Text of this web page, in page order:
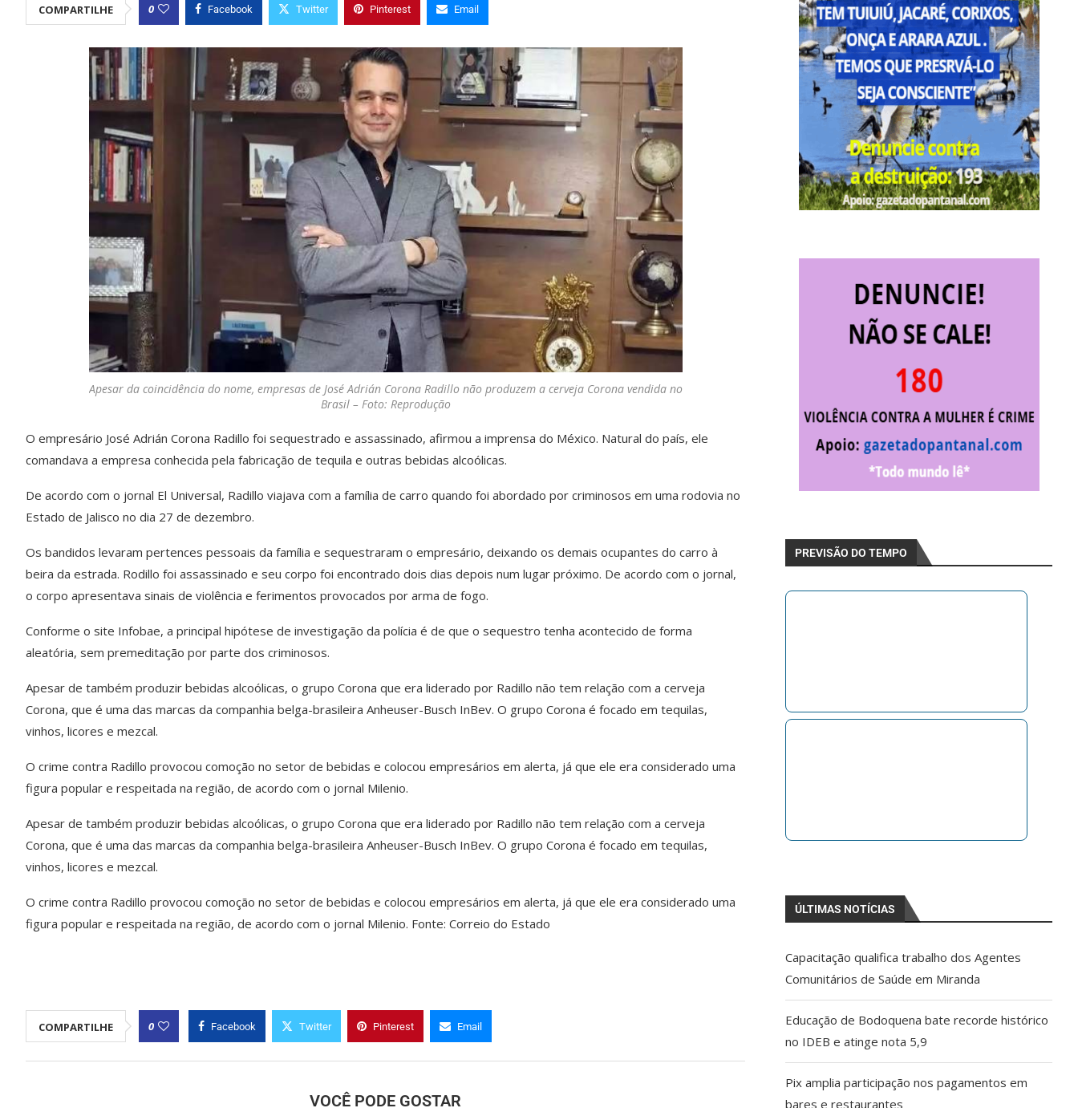
COMPARTILHE 0 Facebook Twitter Pinterest Email
Apesar da coincidência do nome, empresas de José Adrián Corona Radillo não produzem a cerveja Corona vendida no
Brasil – Foto: Reprodução
O empresário José Adrián Corona Radillo foi sequestrado e assassinado, afirmou a imprensa do México. Natural do país, ele
comandava a empresa conhecida pela fabricação de tequila e outras bebidas alcoólicas.
De acordo com o jornal El Universal, Radillo viajava com a família de carro quando foi abordado por criminosos em uma rodovia no
Estado de Jalisco no dia 27 de dezembro.
Os bandidos levaram pertences pessoais da família e sequestraram o empresário, deixando os demais ocupantes do carro à
beira da estrada. Rodillo foi assassinado e seu corpo foi encontrado dois dias depois num lugar próximo. De acordo com o jornal,
o corpo apresentava sinais de violência e ferimentos provocados por arma de fogo.
Conforme o site Infobae, a principal hipótese de investigação da polícia é de que o sequestro tenha acontecido de forma
aleatória, sem premeditação por parte dos criminosos.
Apesar de também produzir bebidas alcoólicas, o grupo Corona que era liderado por Radillo não tem relação com a cerveja
Corona, que é uma das marcas da companhia belga-brasileira Anheuser-Busch InBev. O grupo Corona é focado em tequilas,
vinhos, licores e mezcal.
O crime contra Radillo provocou comoção no setor de bebidas e colocou empresários em alerta, já que ele era considerado uma
figura popular e respeitada na região, de acordo com o jornal Milenio.
Apesar de também produzir bebidas alcoólicas, o grupo Corona que era liderado por Radillo não tem relação com a cerveja
Corona, que é uma das marcas da companhia belga-brasileira Anheuser-Busch InBev. O grupo Corona é focado em tequilas,
vinhos, licores e mezcal.
O crime contra Radillo provocou comoção no setor de bebidas e colocou empresários em alerta, já que ele era considerado uma
figura popular e respeitada na região, de acordo com o jornal Milenio. Fonte: Correio do Estado
COMPARTILHE 0 Facebook Twitter Pinterest Email
VOCÊ PODE GOSTAR
PREVISÃO DO TEMPO
ÚLTIMAS NOTÍCIAS
Capacitação qualifica trabalho dos Agentes
Comunitários de Saúde em Miranda
Educação de Bodoquena bate recorde histórico
no IDEB e atinge nota 5,9
Pix amplia participação nos pagamentos em
bares e restaurantes